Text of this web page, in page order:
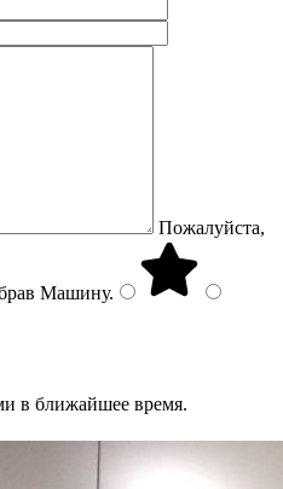
Пожалуйста,
Машину.
в ближайшее время.